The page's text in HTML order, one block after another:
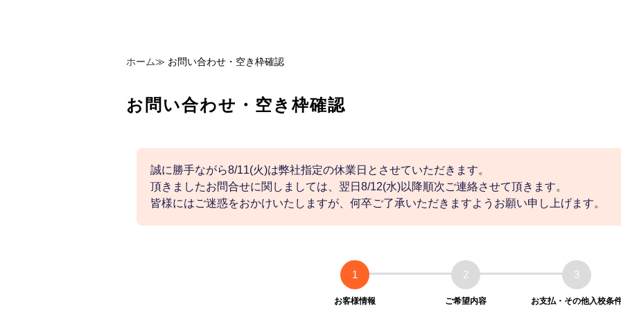
ホーム≫ お問い合わせ・空き枠確認
お問い合わせ・空き枠確認
誠に勝手ながら8/11(火)は弊社指定の休業日とさせていただきます。
頂きましたお問合せに関しましては、翌日8/12(水)以降順次ご連絡させて頂きます。
皆様にはご迷惑をおかけいたしますが、何卒ご了承いただきますようお願い申し上げます。
1
お客様情報
2
ご希望内容
3
お支払・その他入校条